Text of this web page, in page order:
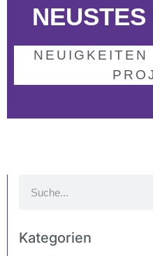
Kategorien